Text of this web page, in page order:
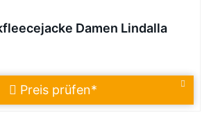
Damen Lindalla
Preis prüfen*